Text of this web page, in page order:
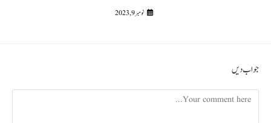
نومبر 9, 2023
جواب دیں